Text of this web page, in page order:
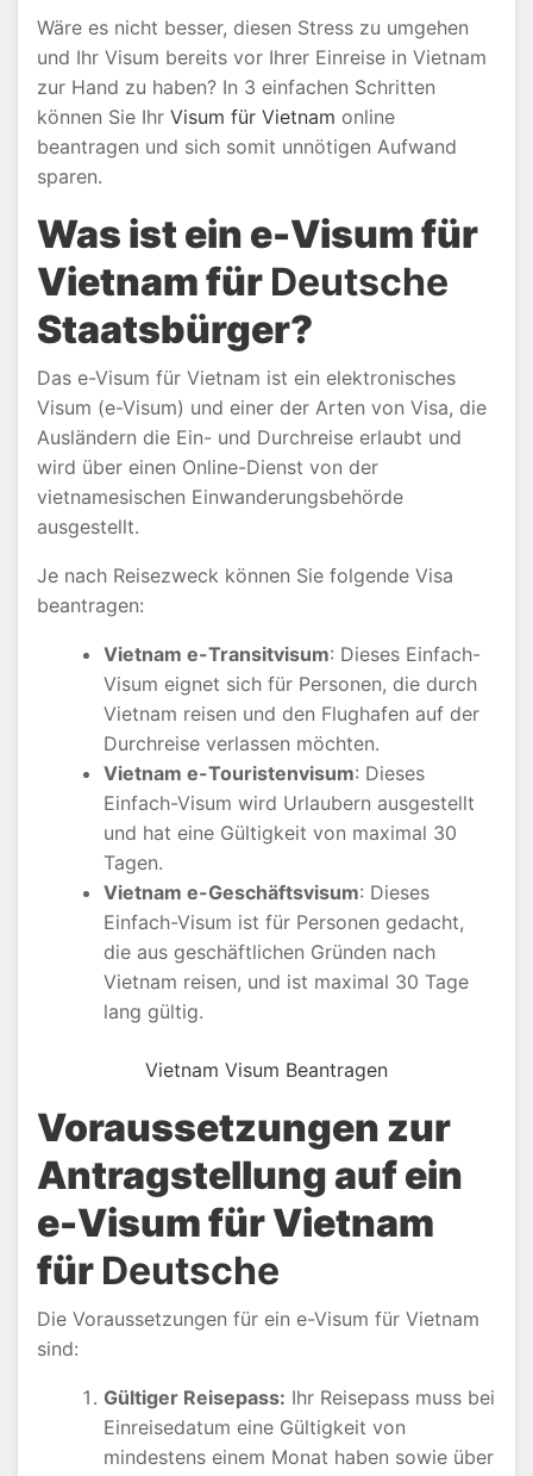
Wäre es nicht besser, diesen Stress zu umgehen
und Ihr Visum bereits vor Ihrer Einreise in Vietnam
zur Hand zu haben? In 3 einfachen Schritten
können Sie Ihr Visum für Vietnam online
beantragen und sich somit unnötigen Aufwand
sparen.
Was ist ein e-Visum für
Vietnamfür Deutsche
Staatsbürger?
Das e-Visum für Vietnam ist ein elektronisches
Visum (e-Visum) und einer der Arten von Visa, die
Ausländern die Ein- und Durchreise erlaubt und
wird über einen Online-Dienst von der
vietnamesischen Einwanderungsbehörde
ausgestellt.
Je nach Reisezweck können Sie folgende Visa
beantragen:
Vietnam e-Transitvisum: Dieses Einfach-
Visum eignet sich für Personen, die durch
Vietnam reisen und den Flughafen auf der
Durchreise verlassen möchten.
Vietnam e-Touristenvisum: Dieses
Einfach-Visum wird Urlaubern ausgestellt
und hat eine Gültigkeit von maximal 30
Tagen.
Vietnam e-Geschäftsvisum: Dieses
Einfach-Visum ist für Personen gedacht,
die aus geschäftlichen Gründen nach
Vietnam reisen, und ist maximal 30 Tage
lang gültig.
Vietnam Visum Beantragen
Voraussetzungen zur
Antragstellung auf ein
e-Visum für Vietnam
für Deutsche
Die Voraussetzungen für ein e-Visum für Vietnam
sind:
Gültiger Reisepass: Ihr Reisepass muss bei
Einreisedatum eine Gültigkeit von
mindestens einem Monat haben sowie über